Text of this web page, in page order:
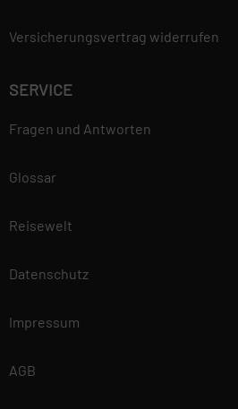
Versicherungsvertrag widerrufen
SERVICE
Fragen und Antworten
Glossar
Reisewelt
Datenschutz
Impressum
AGB